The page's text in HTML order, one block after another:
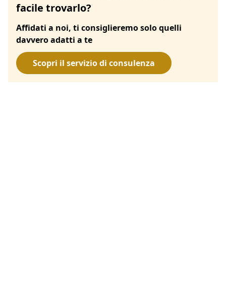
facile trovarlo?
Affidati a noi, ti consiglieremo solo quelli
davvero adatti a te
Scopri il servizio di consulenza